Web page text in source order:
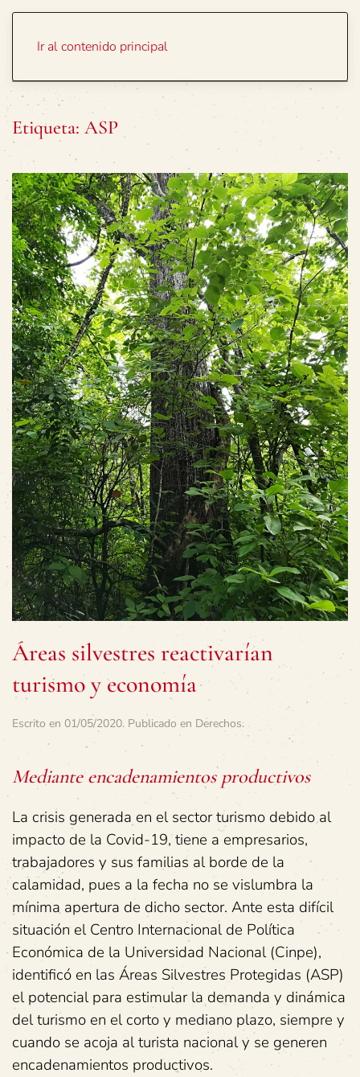
Ir al contenido principal
Etiqueta: ASP
Áreas silvestres reactivarían
turismo y economía
Escrito en 01/05/2020. Publicado en Derechos.
Mediante encadenamientos productivos
La crisis generada en el sector turismo debido al
impacto de la Covid-19, tiene a empresarios,
trabajadores y sus familias al borde de la
calamidad, pues a la fecha no se vislumbra la
mínima apertura de dicho sector. Ante esta difícil
situación el Centro Internacional de Política
Económica de la Universidad Nacional (Cinpe),
identificó en las Áreas Silvestres Protegidas (ASP)
el potencial para estimular la demanda y dinámica
del turismo en el corto y mediano plazo, siempre y
cuando se acoja al turista nacional y se generen
encadenamientos productivos.